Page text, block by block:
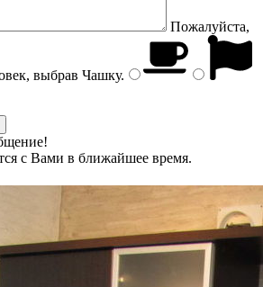
Пожалуйста,
выбрав Чашку.
с Вами в ближайшее время.